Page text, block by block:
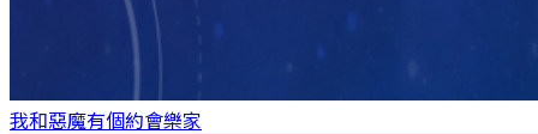
我和惡魔有個約會樂家